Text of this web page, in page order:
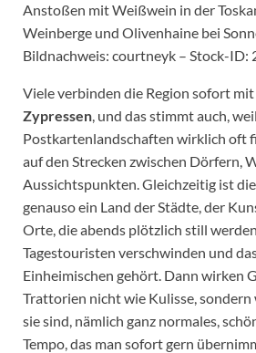
Anstoßen mit Weißwein in der
Weinberge und Olivenhaine bei
Bildnachweis: courtneyk – Stock-ID:
Viele verbinden die Region sofort
Zypressen, und das stimmt auch,
Postkartenlandschaften wirklich oft
auf den Strecken zwischen Dörfern,
Aussichtspunkten. Gleichzeitig ist
genauso ein Land der Städte, der
Orte, die abends plötzlich still
Tagestouristen verschwinden und
Einheimischen gehört. Dann wirken
Trattorien nicht wie Kulisse, sondern
sie sind, nämlich ganz normales,
Tempo, das man sofort gern